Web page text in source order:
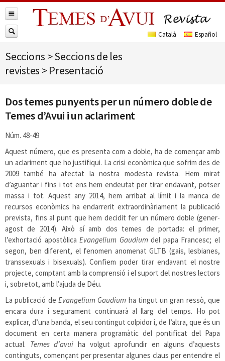
Seccions >Seccions de les
revistes >Presentació
Dos temes punyents per un número doble de
Temes d’Avui i un aclariment
Núm. 48-49
Aquest número, que es presenta com a doble, ha de començar amb
un aclariment que ho justifiqui. La crisi econòmica que sofrim des de
2009 també ha afectat la nostra modesta revista. Hem mirat
d’aguantar i fins i tot ens hem endeutat per tirar endavant, potser
massa i tot. Aquest any 2014, hem arribat al límit i la manca de
recursos econòmics ha endarrerit extraordinàriament la publicació
prevista, fins al punt que hem decidit fer un número doble (gener-
agost de 2014). Això sí amb dos temes de portada: el primer,
l’exhortació apostòlicaEvangelium Gaudiumdel papa Francesc; el
segon, ben diferent, el fenomen anomenat GLTB (gais, lesbianes,
transsexuals i bisexuals). Confiem poder tirar endavant el nostre
projecte, comptant amb la comprensió i el suport del nostres lectors
i, sobretot, amb l’ajuda de Déu.
La publicació de Evangelium Gaudium ha tingut un gran ressò, que
encara dura i segurament continuarà al llarg del temps. Ho pot
explicar, d’una banda, el seu contingut colpidor i, de l’altra, que és un
document en certa manera programàtic del pontificat del Papa
actual. Temes d’avui ha volgut aprofundir en alguns d’aquests
continguts, començant per presentar algunes claus per entendre el